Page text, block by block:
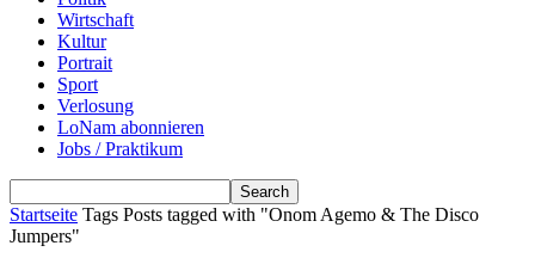
Wirtschaft
Kultur
Portrait
Sport
Verlosung
LoNam abonnieren
Jobs / Praktikum
Startseite Tags Posts tagged with "Onom Agemo & The Disco
Jumpers"